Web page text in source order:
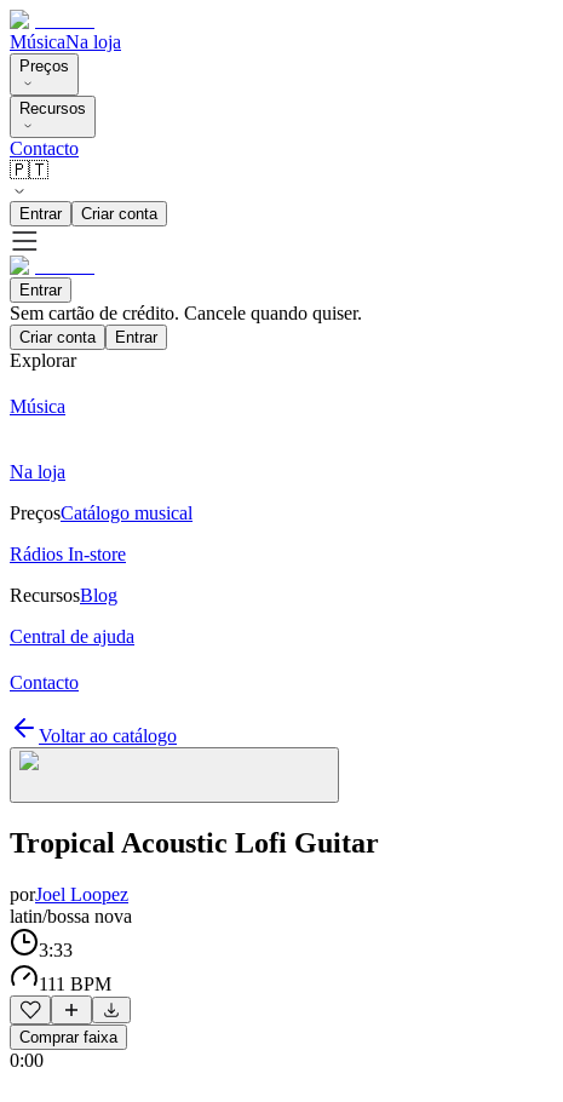
MúsicaNa loja
Preços
Recursos
Contacto
🇵🇹
Entrar Criar conta
Entrar
Sem cartão de crédito. Cancele quando quiser.
Criar conta Entrar
Explorar
Música
Na loja
PreçosCatálogo musical
Rádios In-store
RecursosBlog
Central de ajuda
Contacto
Voltar ao catálogo
Tropical Acoustic Lofi Guitar
porJoel Loopez
latin/bossa nova
3:33
111 BPM
Comprar faixa
0:00